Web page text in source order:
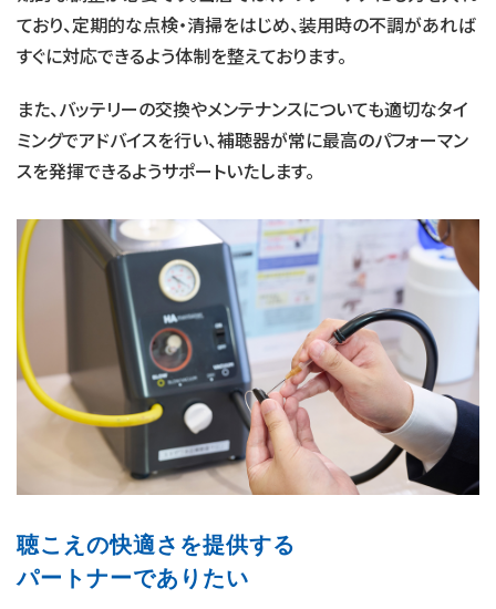
ており、定期的な点検・清掃をはじめ、装用時の不調があれば
すぐに対応できるよう体制を整えております。
また、バッテリーの交換やメンテナンスについても適切なタイ
ミングでアドバイスを行い、補聴器が常に最高のパフォーマン
スを発揮できるようサポートいたします。
聴こえの快適さを提供する
パートナーでありたい